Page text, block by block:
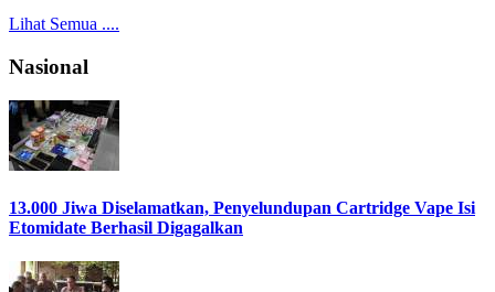
Lihat Semua ....
Nasional
13.000 Jiwa Diselamatkan, Penyelundupan Cartridge Vape Isi
Etomidate Berhasil Digagalkan